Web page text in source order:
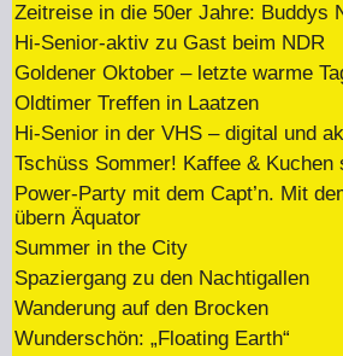
Zeitreise in die 50er Jahre: Buddys
Hi-Senior-aktiv zu Gast beim NDR
Goldener Oktober – letzte warme
Oldtimer Treffen in Laatzen
Hi-Senior in der VHS – digital und
Tschüss Sommer! Kaffee &
Power-Party mit dem Capt’n. Mit
übern Äquator
Summer in the City
Spaziergang zu den Nachtigallen
Wanderung auf den Brocken
Wunderschön: „Floating Earth“